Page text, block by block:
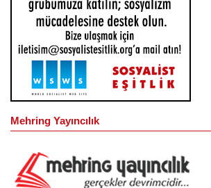
Mehring Yayıncılık